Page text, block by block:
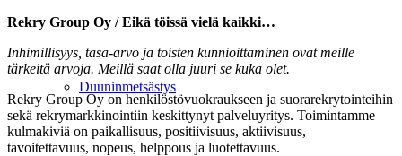
Duuninmetsästys
Rekry Group Oy / Eikä töissä vielä kaikki…
Inhimillisyys, tasa-arvo ja toisten kunnioittaminen ovat meille
tärkeitä arvoja. Meillä saat olla juuri se kuka olet.
Rekry Group Oy on henkilöstövuokraukseen ja suorarekrytointeihin
sekä rekrymarkkinointiin keskittynyt palveluyritys. Toimintamme
kulmakiviä on paikallisuus, positiivisuus, aktiivisuus,
tavoitettavuus, nopeus, helppous ja luotettavuus.